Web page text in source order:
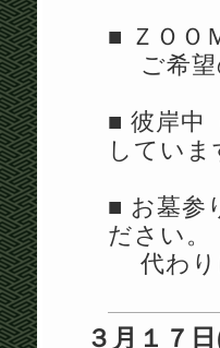
■ ＺＯＯ
ご希望
■ 彼岸中
していま
■ お墓参
ださい。
代わり
３月１７